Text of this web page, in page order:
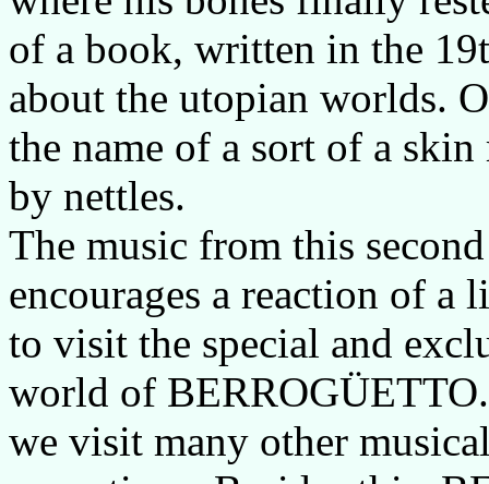
of a book, written in the
about the utopian worlds.
the name of a sort of a
by nettles.
The music from this
encourages a reaction of
to visit the special and
world of
we visit many other